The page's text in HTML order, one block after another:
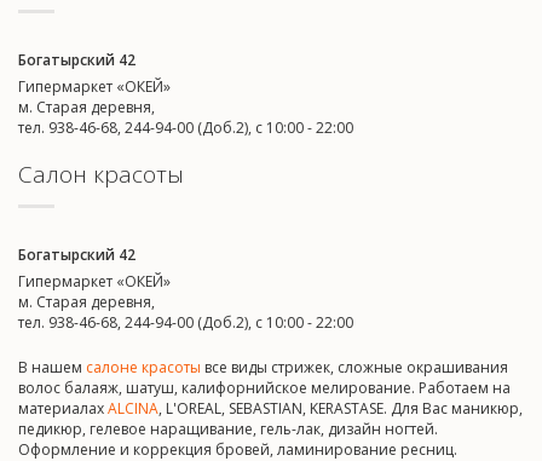
Богатырский 42
Гипермаркет «ОКЕЙ»
м. Старая деревня,
тел. 938-46-68, 244-94-00 (Доб.2), c 10:00 - 22:00
Салон красоты
Богатырский 42
Гипермаркет «ОКЕЙ»
м. Старая деревня,
тел. 938-46-68, 244-94-00 (Доб.2), c 10:00 - 22:00
В нашем салоне красоты все виды стрижек, сложные окрашивания
волос балаяж, шатуш, калифорнийское мелирование. Работаем на
материалахALCINA, L'OREAL, SEBASTIAN, KERASTASE. Для Вас маникюр,
педикюр, гелевое наращивание, гель-лак, дизайн ногтей.
Оформление и коррекция бровей, ламинирование ресниц.